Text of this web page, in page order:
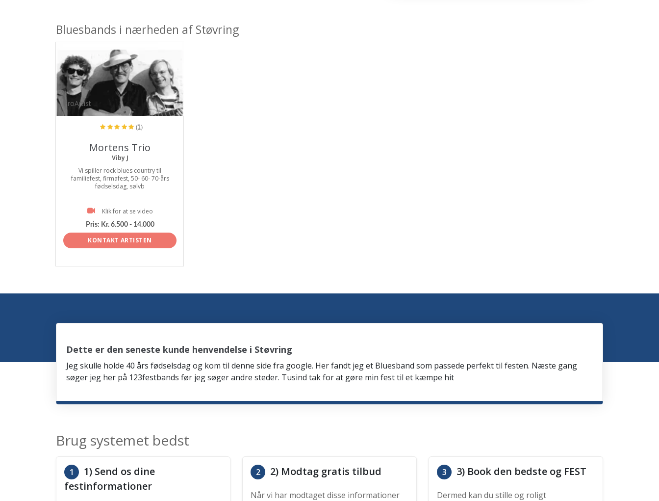
Bluesbands i nærheden af Støvring
ProArtist
(1)
Mortens Trio
Viby J
Vi spiller rock blues country til
familiefest, firmafest, 50- 60- 70-års
fødselsdag, sølvb
Klik for at se video
Pris: Kr. 6.500 - 14.000
KONTAKT ARTISTEN
Dette er den seneste kunde henvendelse i Støvring
Jeg skulle holde 40 års fødselsdag og kom til denne side fra google. Her fandt jeg et Bluesband som passede perfekt til festen. Næste gang
søger jeg her på 123festbands før jeg søger andre steder. Tusind tak for at gøre min fest til et kæmpe hit
Brug systemet bedst
1
1) Send os dine
festinformationer
2 2) Modtag gratis tilbud
Når vi har modtaget disse informationer
3 3) Book den bedste og FEST
Dermed kan du stille og roligt